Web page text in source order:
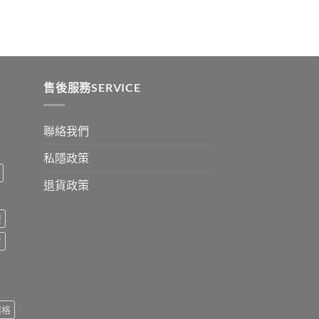
售後服務SERVICE
聯絡我們
私隱政策
退貨政策